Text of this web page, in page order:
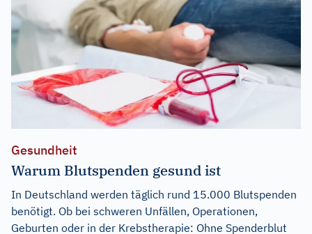
Gesundheit
Warum Blutspenden gesund ist
In Deutschland werden täglich rund 15.000 Blutspenden
benötigt. Ob bei schweren Unfällen, Operationen,
Geburten oder in der Krebstherapie: Ohne Spenderblut